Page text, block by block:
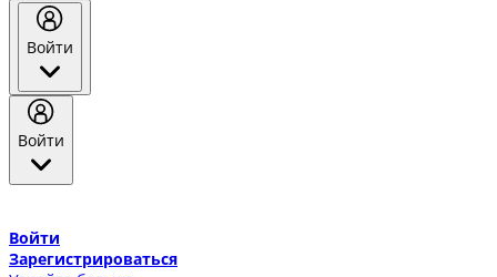
Войти
Войти
Войти
Зарегистрироваться